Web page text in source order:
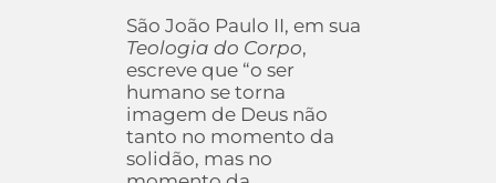
São João Paulo II, em sua
Teologia do Corpo,
escreve que “o ser
humano se torna
imagem de Deus não
tanto no momento da
solidão, mas no